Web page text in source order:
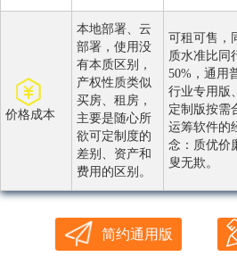
价格成本
本地部署、云
部署，使用没
有本质区别，
产权性质类似
买房、租房，
主要是随心所
欲可定制度的
差别、资产和
费用的区别。
可租可售，
质水准比同
50%，通用
行业专用版
定制版按需
运筹软件的
念：质优价
叟无欺。
简约通用版